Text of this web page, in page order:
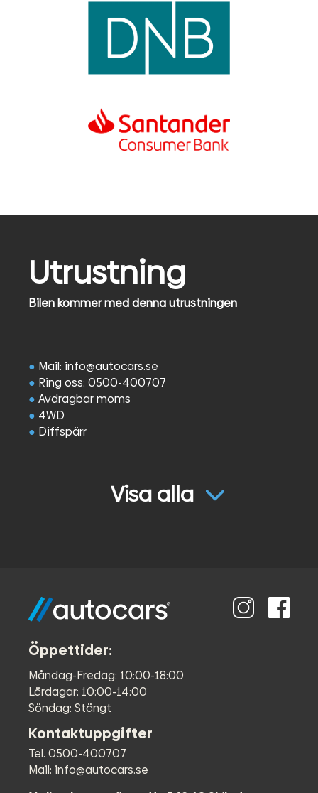
Utrustning
Bilen kommer med denna utrustningen
● Mail: info@autocars.se
● Ring oss: 0500-400707
● Avdragbar moms
● 4WD
● Diffspärr
Fjädring förstärkt fram och bak
Inklätt skåp med Led belysning
Parkeringssensorer fram
●Företagsleasing
●Apple Carplay
●Dragkrok
●Dieselvärmare
●Led ramp fram
●LED Strålkastare
●Brandsläckare
●ergoComfort fjädrad förarstol
●4x4
●Euro 6
Visa alla
Öppettider:
Måndag-Fredag: 10:00-18:00
Lördagar: 10:00-14:00
Söndag: Stängt
Kontaktuppgifter
Tel. 0500-400707
Mail: info@autocars.se